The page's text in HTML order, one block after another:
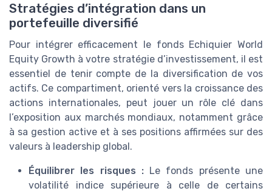
Stratégies d’intégration dans un
portefeuille diversifié
Pour intégrer efficacement le fonds Echiquier World
Equity Growth à votre stratégie d’investissement, il est
essentiel de tenir compte de la diversification de vos
actifs. Ce compartiment, orienté vers la croissance des
actions internationales, peut jouer un rôle clé dans
l’exposition aux marchés mondiaux, notamment grâce
à sa gestion active et à ses positions affirmées sur des
valeurs à leadership global.
Équilibrer les risques :Le fonds présente une
volatilité indice supérieure à celle de certains